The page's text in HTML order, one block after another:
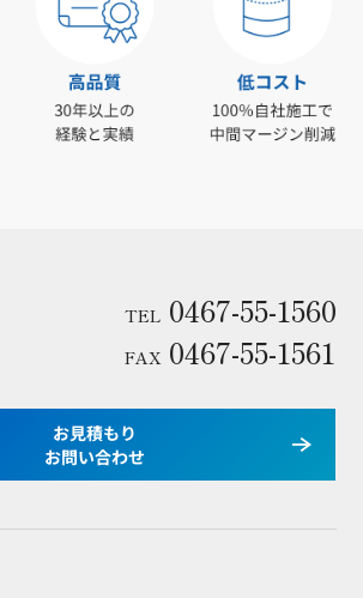
TEL 0467-55-1560
FAX 0467-55-1561
お見積もり
お問い合わせ